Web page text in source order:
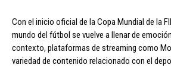
Con el inicio oficial de la Copa Mundial de la
mundo del fútbol se vuelve a llenar de
contexto, plataformas de streaming como
variedad de contenido relacionado con el